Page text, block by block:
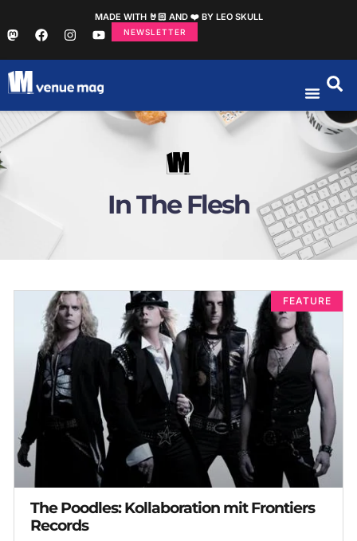
MADE WITH 🤘🏻 AND ❤️ BY LEO SKULL
NEWSLETTER
In The Flesh
FEATURE
The Poodles: Kollaboration mit Frontiers
Records